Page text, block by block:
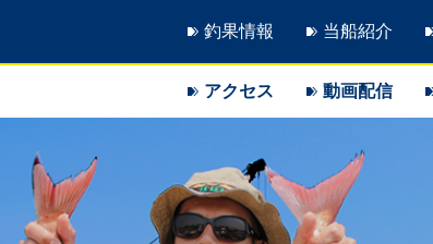
釣果情報 当船紹介
アクセス 動画配信